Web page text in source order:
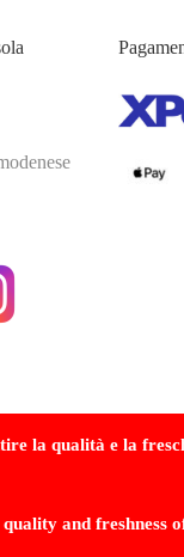
la qualità e la
and freshness